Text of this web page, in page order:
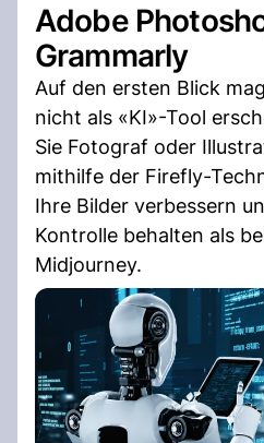
Adobe
Grammarly
Auf den ersten Blick
nicht als «KI»-Tool
Sie Fotograf oder
mithilfe der Firefly-
Ihre Bilder verbessern
Kontrolle behalten als
Midjourney.